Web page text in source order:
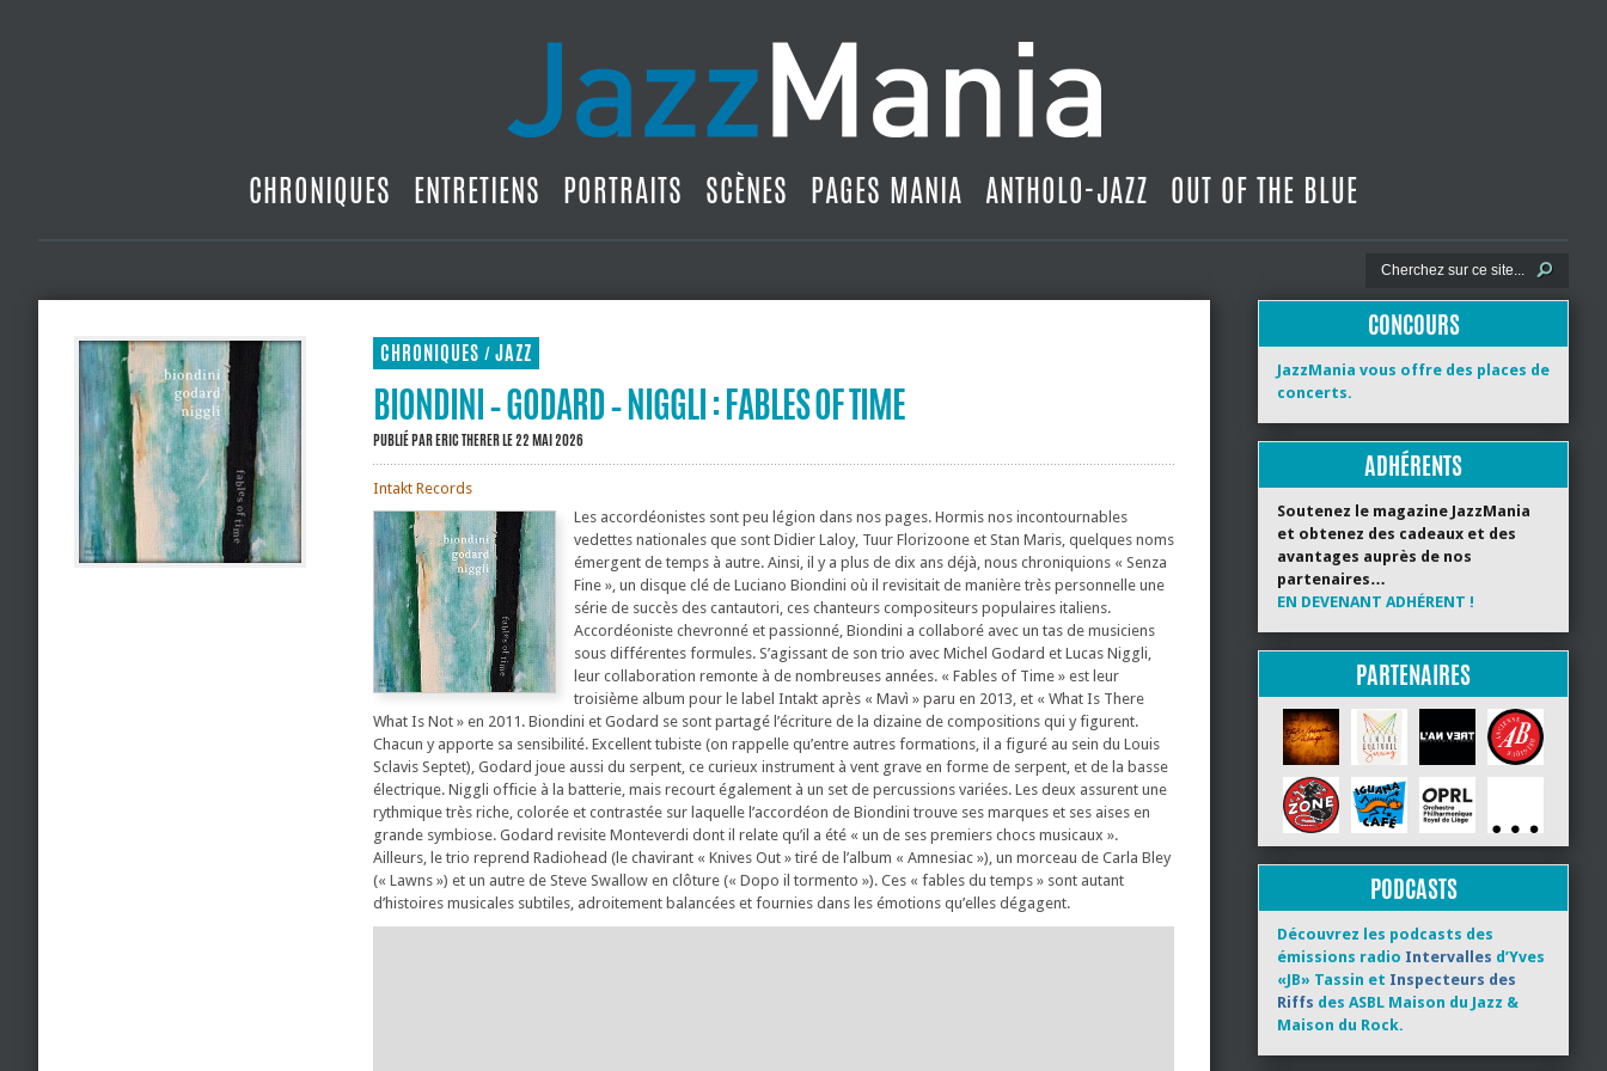
CHRONIQUES ENTRETIENS PORTRAITS SCÈNES PAGES MANIA ANTHOLO-JAZZ OUT OF THE BLUE
CHRONIQUES / JAZZ
BIONDINI – GODARD – NIGGLI : FABLES OF TIME
PUBLIÉ PARERIC THERERLE 22 MAI 2026
Intakt Records
Les accordéonistes sont peu légion dans nos pages. Hormis nos incontournables
vedettes nationales que sont Didier Laloy, Tuur Florizoone et Stan Maris, quelques noms
émergent de temps à autre. Ainsi, il y a plus de dix ans déjà, nous chroniquions « Senza
Fine », un disque clé de Luciano Biondini où il revisitait de manière très personnelle une
série de succès des cantautori, ces chanteurs compositeurs populaires italiens.
Accordéoniste chevronné et passionné, Biondini a collaboré avec un tas de musiciens
sous différentes formules. S’agissant de son trio avec Michel Godard et Lucas Niggli,
leur collaboration remonte à de nombreuses années. « Fables of Time » est leur
troisième album pour le label Intakt après « Mavì » paru en 2013, et « What Is There
What Is Not » en 2011. Biondini et Godard se sont partagé l’écriture de la dizaine de compositions qui y figurent.
Chacun y apporte sa sensibilité. Excellent tubiste (on rappelle qu’entre autres formations, il a figuré au sein du Louis
Sclavis Septet), Godard joue aussi du serpent, ce curieux instrument à vent grave en forme de serpent, et de la basse
électrique. Niggli officie à la batterie, mais recourt également à un set de percussions variées. Les deux assurent une
rythmique très riche, colorée et contrastée sur laquelle l’accordéon de Biondini trouve ses marques et ses aises en
grande symbiose. Godard revisite Monteverdi dont il relate qu’il a été « un de ses premiers chocs musicaux ».
Ailleurs, le trio reprend Radiohead (le chavirant « Knives Out » tiré de l’album « Amnesiac »), un morceau de Carla Bley
(« Lawns ») et un autre de Steve Swallow en clôture (« Dopo il tormento »). Ces « fables du temps » sont autant
d’histoires musicales subtiles, adroitement balancées et fournies dans les émotions qu’elles dégagent.
CONCOURS
JazzMania vous offre des places de
concerts.
ADHÉRENTS
Soutenez le magazine JazzMania
et obtenez des cadeaux et des
avantages auprès de nos
partenaires…
EN DEVENANT ADHÉRENT !
PARTENAIRES
PODCASTS
Découvrez les podcasts des
émissions radio Intervalles d’Yves
«JB» Tassin et Inspecteurs des
Riffs des ASBL Maison du Jazz &
Maison du Rock.